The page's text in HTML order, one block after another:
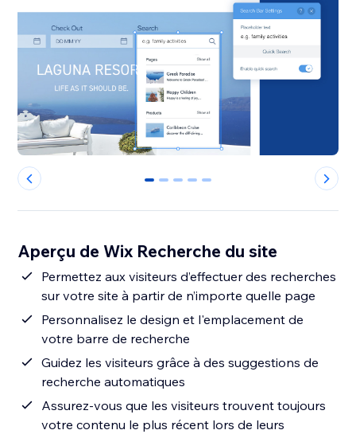
0 1 2 3 4
Aperçu de Wix Recherche du site
Permettez aux visiteurs d’effectuer des recherches
sur votre site à partir de n’importe quelle page
Personnalisez le design et l'emplacement de
votre barre de recherche
Guidez les visiteurs grâce à des suggestions de
recherche automatiques
Assurez-vous que les visiteurs trouvent toujours
votre contenu le plus récent lors de leurs